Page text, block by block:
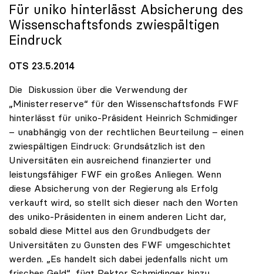
Für uniko hinterlässt Absicherung des
Wissenschaftsfonds zwiespältigen
Eindruck
OTS 23.5.2014
Die Diskussion über die Verwendung der
„Ministerreserve“ für den Wissenschaftsfonds FWF
hinterlässt für uniko-Präsident Heinrich Schmidinger
– unabhängig von der rechtlichen Beurteilung – einen
zwiespältigen Eindruck: Grundsätzlich ist den
Universitäten ein ausreichend finanzierter und
leistungsfähiger FWF ein großes Anliegen. Wenn
diese Absicherung von der Regierung als Erfolg
verkauft wird, so stellt sich dieser nach den Worten
des uniko-Präsidenten in einem anderen Licht dar,
sobald diese Mittel aus den Grundbudgets der
Universitäten zu Gunsten des FWF umgeschichtet
werden. „Es handelt sich dabei jedenfalls nicht um